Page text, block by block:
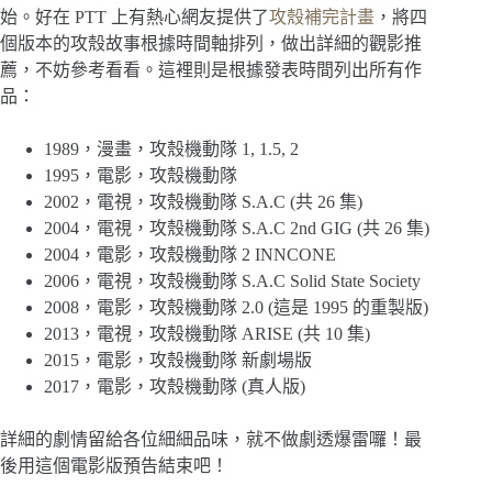
始。好在 PTT 上有熱心網友提供了攻殼補完計畫 ，將四
個版本的攻殼故事根據時間軸排列，做出詳細的觀影推
薦，不妨參考看看。這裡則是根據發表時間列出所有作
品：
1989，漫畫，攻殼機動隊 1, 1.5, 2
1995，電影，攻殼機動隊
2002，電視，攻殼機動隊 S.A.C (共 26 集)
2004，電視，攻殼機動隊 S.A.C 2nd GIG (共 26 集)
2004，電影，攻殼機動隊 2 INNCONE
2006，電視，攻殼機動隊 S.A.C Solid State Society
2008，電影，攻殼機動隊 2.0 (這是 1995 的重製版)
2013，電視，攻殼機動隊 ARISE (共 10 集)
2015，電影，攻殼機動隊 新劇場版
2017，電影，攻殼機動隊 (真人版)
詳細的劇情留給各位細細品味，就不做劇透爆雷囉！最
後用這個電影版預告結束吧！